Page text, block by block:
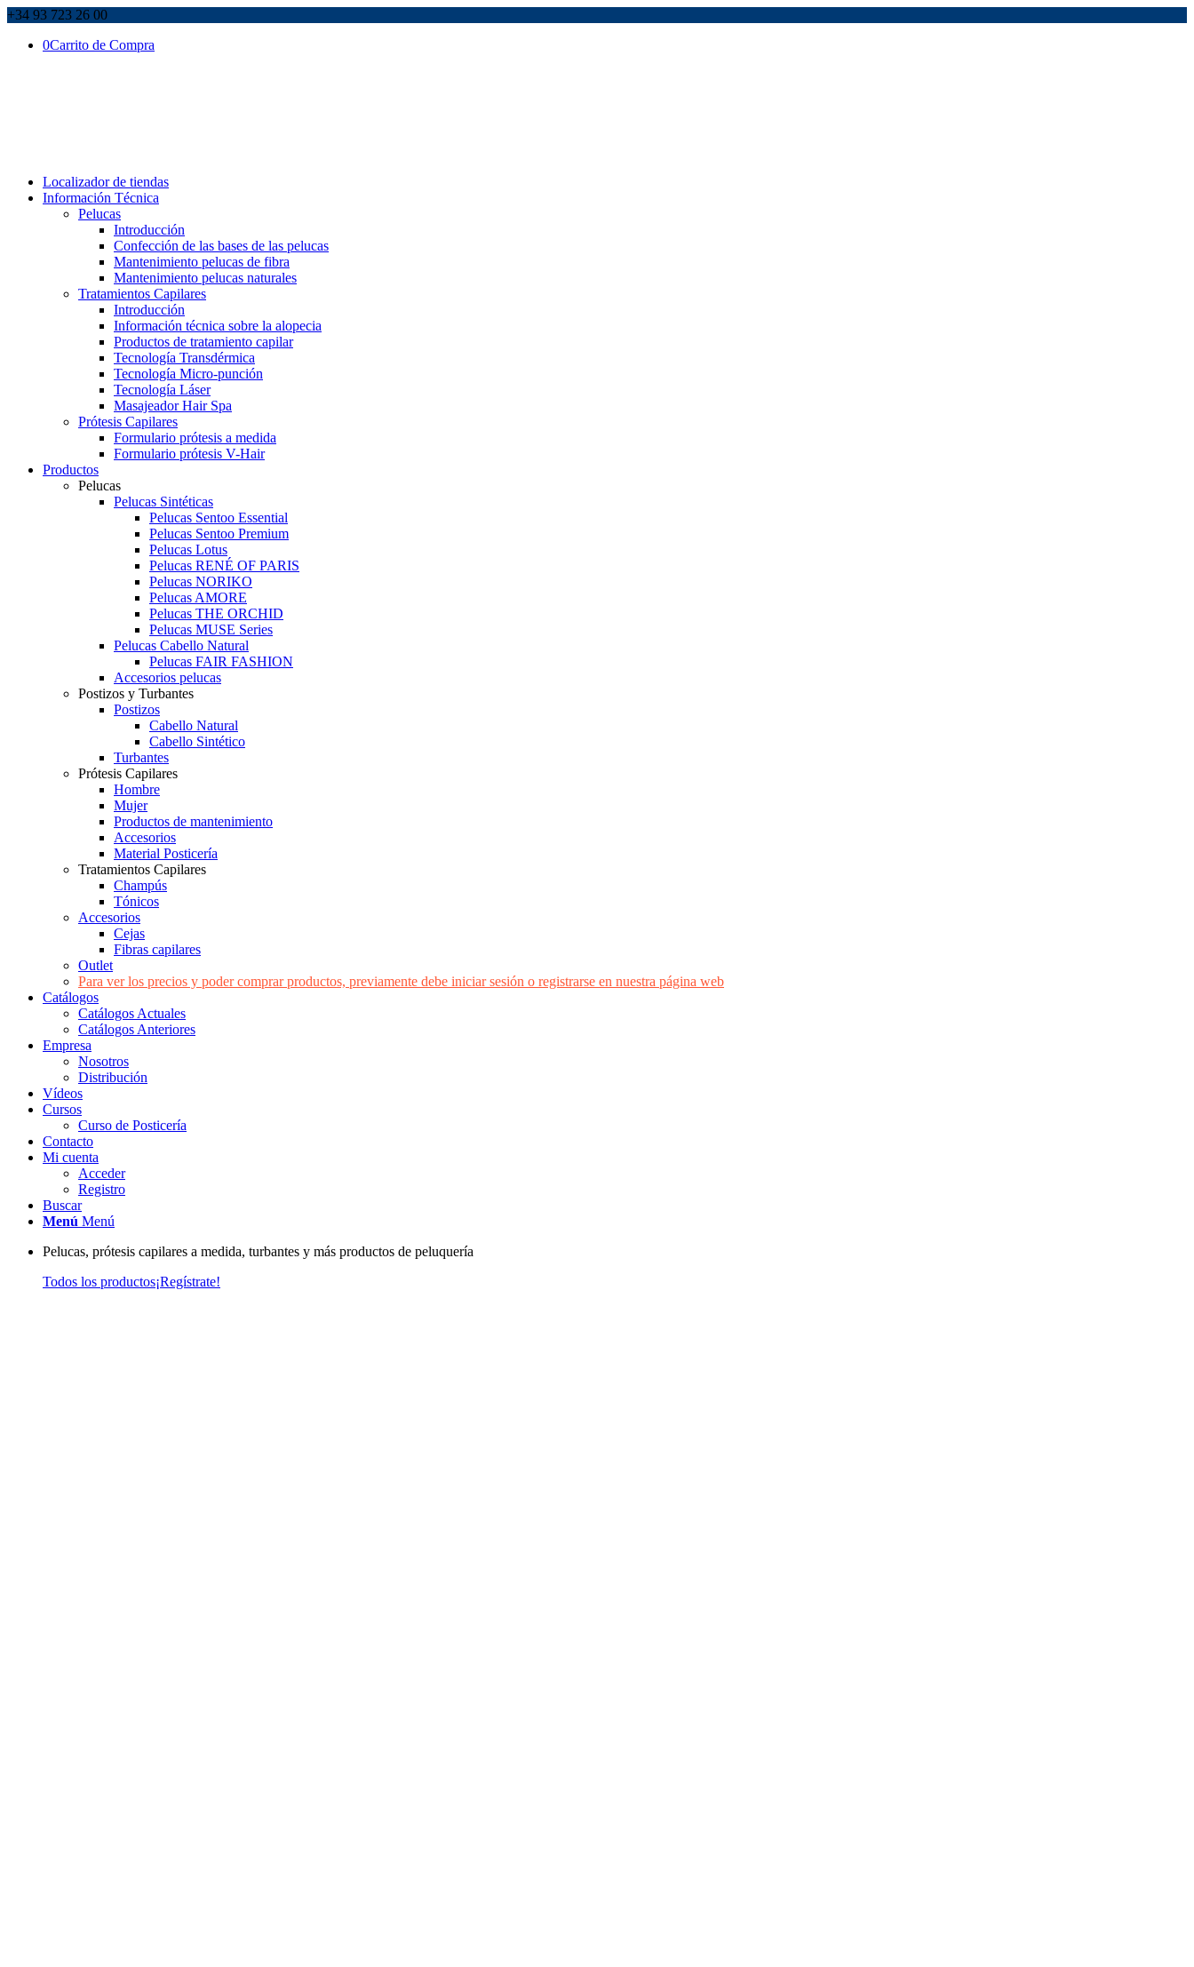
+34 93 723 26 00
0Carrito de Compra
Localizador de tiendas
Información Técnica
Pelucas
Introducción
Confección de las bases de las pelucas
Mantenimiento pelucas de fibra
Mantenimiento pelucas naturales
Tratamientos Capilares
Introducción
Información técnica sobre la alopecia
Productos de tratamiento capilar
Tecnología Transdérmica
Tecnología Micro-punción
Tecnología Láser
Masajeador Hair Spa
Prótesis Capilares
Formulario prótesis a medida
Formulario prótesis V-Hair
Productos
Pelucas
Pelucas Sintéticas
Pelucas Sentoo Essential
Pelucas Sentoo Premium
Pelucas Lotus
Pelucas RENÉ OF PARIS
Pelucas NORIKO
Pelucas AMORE
Pelucas THE ORCHID
Pelucas MUSE Series
Pelucas Cabello Natural
Pelucas FAIR FASHION
Accesorios pelucas
Postizos y Turbantes
Postizos
Cabello Natural
Cabello Sintético
Turbantes
Prótesis Capilares
Hombre
Mujer
Productos de mantenimiento
Accesorios
Material Posticería
Tratamientos Capilares
Champús
Tónicos
Accesorios
Cejas
Fibras capilares
Outlet
Para ver los precios y poder comprar productos, previamente debe iniciar sesión o registrarse en nuestra página web
Catálogos
Catálogos Actuales
Catálogos Anteriores
Empresa
Nosotros
Distribución
Vídeos
Cursos
Curso de Posticería
Contacto
Mi cuenta
Acceder
Registro
Buscar
Menú Menú
Pelucas, prótesis capilares a medida, turbantes y más productos de peluquería
Todos los productos¡Regístrate!